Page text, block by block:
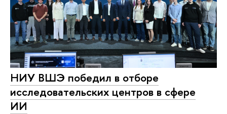
НИУ ВШЭ победил в отборе
исследовательских центров в сфере
ИИ